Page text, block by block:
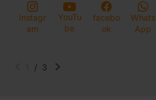
Instagr
am
YouTu
be
facebo
ok
Whats
App
/ 3